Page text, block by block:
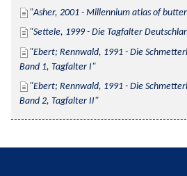
Asher, 2001 - Millennium atlas of
Settele, 1999 - Die Tagfalter
Ebert; Rennwald, 1991 - Die
Band 1, Tagfalter I
Ebert; Rennwald, 1991 - Die
Band 2, Tagfalter II